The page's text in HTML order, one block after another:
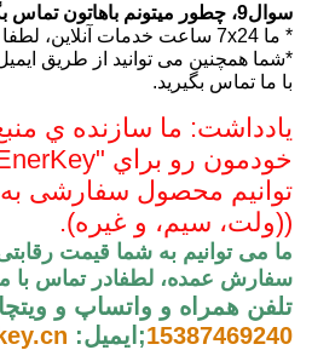
سوال9، چطور ميتونم باهاتون تماس بگيرم؟
* ما 7x24 ساعت خدمات آنلاین، لطفا به ما یک پیام آنلاین.
*شما همچنین می توانید از طریق
با ما تماس بگیرید.
يادداشت: ما سازنده ي
خودمون رو براي "EnerKey" داريم،
توانیم محصول سفارشی به
((ولت، سیم، و غیره).
ما می توانیم به شما قیمت
سفارش عمده، لطفادر تماس با
تلفن همراه و واتساپ و
15387469240
; ایمیل: